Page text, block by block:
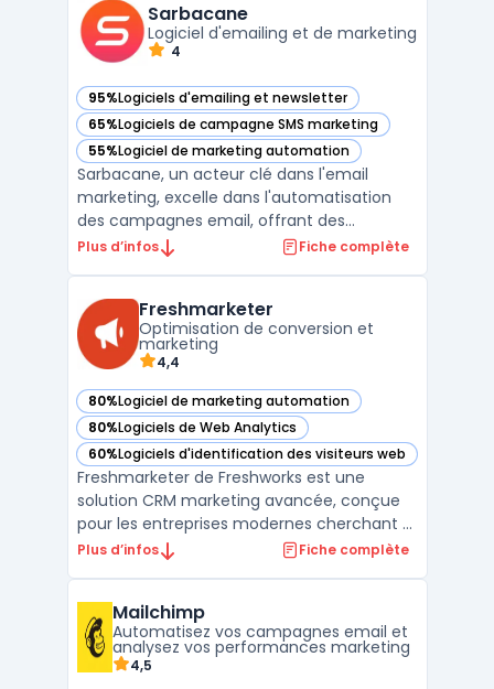
Sarbacane
Logiciel d'emailing et de marketing
4
95%Logiciels d'emailing et newsletter
— voir Sarbacane dans cette catégorie
65%Logiciels de campagne SMS marketing
— voir Sarbacane dans cette catégorie
55%Logiciel de marketing automation
— voir Sarbacane dans cette catégorie
Sarbacane, un acteur clé dans l'email
marketing, excelle dans l'automatisation
des campagnes email, offrant des
stratégies d'automatisation email efficaces
campagnes email, Sarbacane facilite la
création de campagnes email cib ...
Plus d’infos Fiche complète
Freshmarketer
Optimisation de conversion et
marketing
4,4
80%Logiciel de marketing automation
— voir Freshmarketer dans cette catégorie
80%Logiciels de Web Analytics
— voir Freshmarketer dans cette catégorie
60%Logiciels d'identification des visiteurs web
— voir Freshmarketer dans cette catégorie
Freshmarketer de Freshworks est une
solution CRM marketing avancée, conçue
pour les entreprises modernes cherchant à
optimiser leurs stratégies de marketing
automatiser les campagnes marketing,
permettant ainsi une gestion ...
Plus d’infos Fiche complète
Mailchimp
Automatisez vos campagnes email et
analysez vos performances marketing
4,5